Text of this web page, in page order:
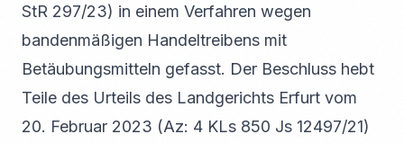
StR 297/23) in einem Verfahren wegen
bandenmäßigen Handeltreibens mit
Betäubungsmitteln gefasst. Der Beschluss hebt
Teile des Urteils des Landgerichts Erfurt vom
20. Februar 2023 (Az: 4 KLs 850 Js 12497/21)